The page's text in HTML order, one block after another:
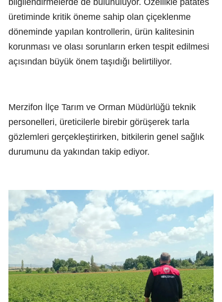
üretiminde kritik öneme sahip olan çiçeklenme
döneminde yapılan kontrollerin, ürün kalitesinin
korunması ve olası sorunların erken tespit edilmesi
açısından büyük önem taşıdığı belirtiliyor.
Merzifon İlçe Tarım ve Orman Müdürlüğü teknik
personelleri, üreticilerle birebir görüşerek tarla
gözlemleri gerçekleştirirken, bitkilerin genel sağlık
durumunu da yakından takip ediyor.